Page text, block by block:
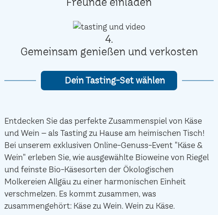
4.
Gemeinsam genießen und verkosten
Dein Tasting-Set wählen
Entdecken Sie das perfekte Zusammenspiel von Käse
und Wein – als Tasting zu Hause am heimischen Tisch!
Bei unserem exklusiven Online-Genuss-Event "Käse &
Wein" erleben Sie, wie ausgewählte Bioweine von Riegel
und feinste Bio-Käsesorten der Ökologischen
Molkereien Allgäu zu einer harmonischen Einheit
verschmelzen. Es kommt zusammen, was
zusammengehört: Käse zu Wein. Wein zu Käse.